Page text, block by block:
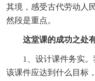
其境，感受古代劳动人
然段是重点。
这堂课的成功之处
1、设计课件务实。
该课件应达到什么目标